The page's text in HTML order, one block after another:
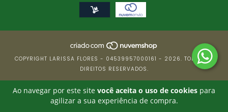
Ao navegar por este site você aceita o uso de cookies para
agilizar a sua experiência de compra.
COPYRIGHT LARISSA FLORES - 04539957000161 - 2026. TODOS OS
DIREITOS RESERVADOS.